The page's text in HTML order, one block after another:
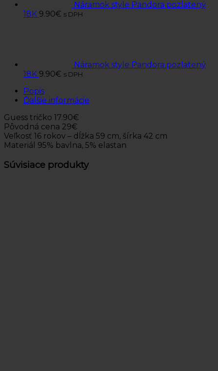
Náramok style Pandora pozlatený
18K 9.90€ s DPH
Náramok style Pandora pozlatený
18K 9.90€ s DPH
Popis
Ďalšie informácie
Guess tričko 17.90€
Pôvodná cena 29€
Veľkosť 16 rokov – dĺžka 59 cm, šírka 42 cm
Materiál 95% bavlna, 5% elastan
Súvisiace produkty